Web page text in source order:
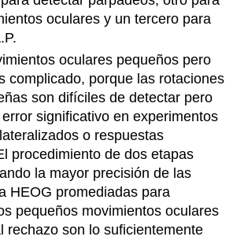
oculares y un tercero para
oculares pequeños pero
complicado, porque las rotaciones
son difíciles de detectar pero
significativo en experimentos
o respuestas
procedimiento de dos etapas
la mayor precisión de las
HEOG promediadas para
pequeños movimientos oculares
rechazo son lo suficientemente